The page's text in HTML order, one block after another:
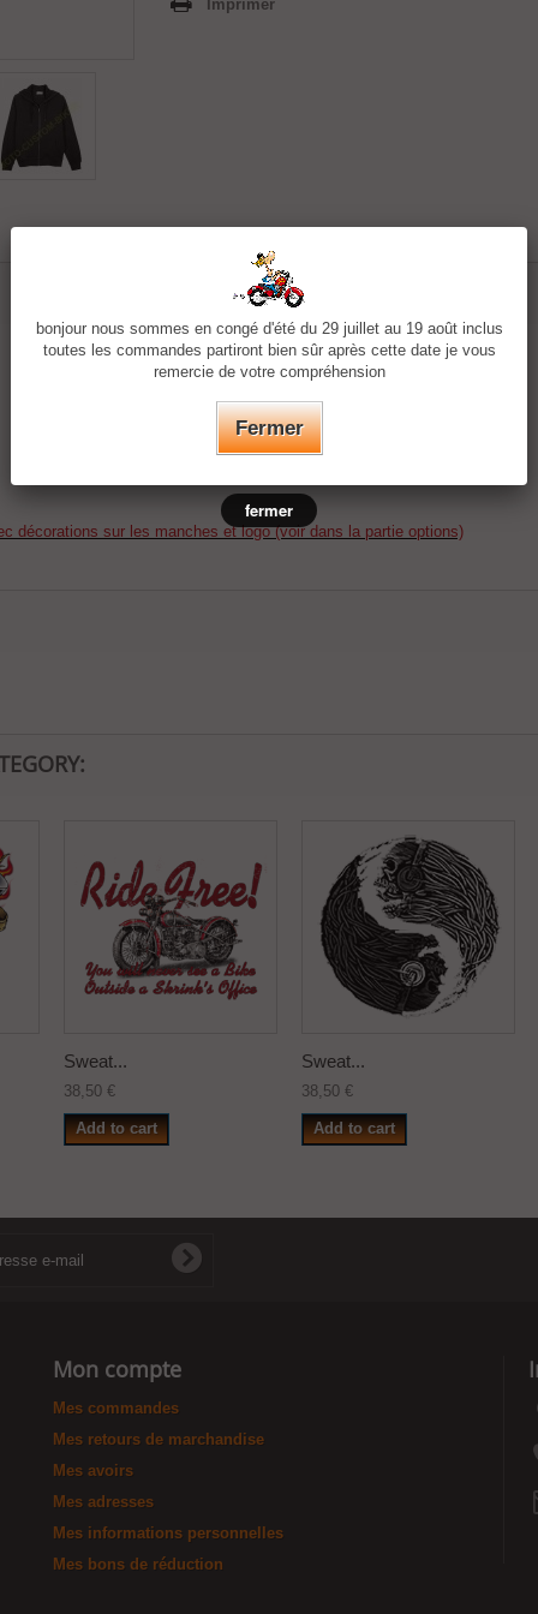
Imprimer
décorations sur les manches et logo (voir dans la partie options)
Sweat...
38,50 €
Add to cart
Sweat...
38,50 €
Add to cart
Mon compte
Mes commandes
Mes retours de marchandise
Mes avoirs
Mes adresses
Mes informations personnelles
Mes bons de réduction
bonjour nous sommes en congé d'été du 29 juillet au 19 août inclus
toutes les commandes partiront bien sûr après cette date je vous
remercie de votre compréhension
Fermer
fermer